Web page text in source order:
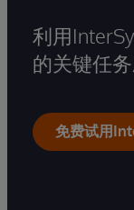
利用
的关键任
免费试用